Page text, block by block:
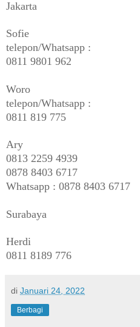
Jakarta
Sofie
telepon/Whatsapp :
0811 9801 962
Woro
telepon/Whatsapp :
0811 819 775
Ary
0813 2259 4939
0878 8403 6717
Whatsapp : 0878 8403 6717
Surabaya
Herdi
0811 8189 776
di Januari 24, 2022
Berbagi